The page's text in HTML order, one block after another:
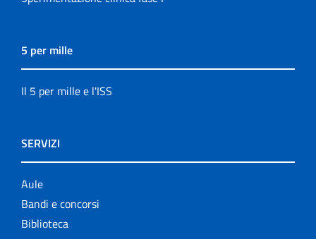
5 per mille
Il 5 per mille e l'ISS
SERVIZI
Aule
Bandi e concorsi
Biblioteca